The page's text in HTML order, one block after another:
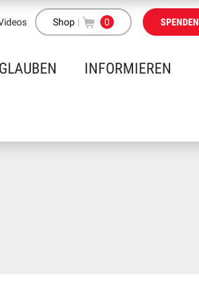
Shop | 0 SPENDEN
GLAUBEN INFORMIEREN